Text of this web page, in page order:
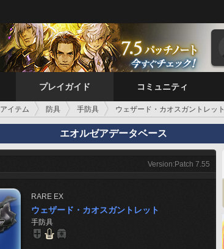
プレイガイド コミュニティ
アイテム 防具 手防具 ウェザード・カオスガントレット
エオルゼアデータベース
Version:Patch 7.55
RARE EX
ウェザード・カオスガントレット
手防具